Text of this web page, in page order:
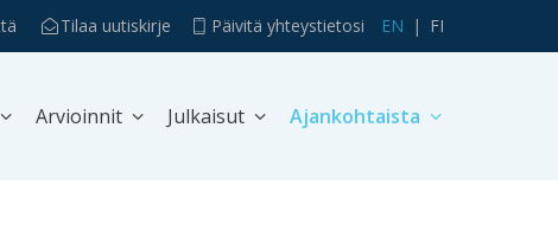
EN FI
Tilaa uutiskirje Päivitä yhteystietosi
Arvioinnit Julkaisut Ajankohtaista